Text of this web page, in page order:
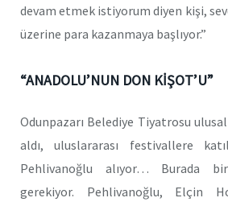
devam etmek istiyorum diyen kişi,
üzerine para kazanmaya başlıyor.”
“ANADOLU’NUN DON KİŞOT’U”
Odunpazarı Belediye Tiyatrosu
aldı, uluslararası festivallere
Pehlivanoğlu alıyor… Burada
gerekiyor. Pehlivanoğlu, Elçin